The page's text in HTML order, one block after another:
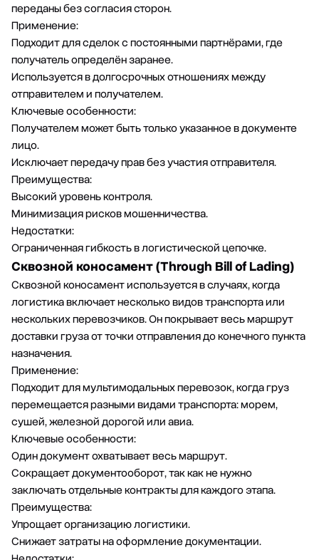
переданы без согласия сторон.
Применение:
Подходит для сделок с постоянными партнёрами, где
получатель определён заранее.
Используется в долгосрочных отношениях между
отправителем и получателем.
Ключевые особенности:
Получателем может быть только указанное в документе
лицо.
Исключает передачу прав без участия отправителя.
Преимущества:
Высокий уровень контроля.
Минимизация рисков мошенничества.
Недостатки:
Ограниченная гибкость в логистической цепочке.
Сквозной коносамент (Through Bill of Lading)
Сквозной коносамент используется в случаях, когда
логистика включает несколько видов транспорта или
нескольких перевозчиков. Он покрывает весь маршрут
доставки груза от точки отправления до конечного пункта
назначения.
Применение:
Подходит для мультимодальных перевозок, когда груз
перемещается разными видами транспорта: морем,
сушей, железной дорогой или авиа.
Ключевые особенности:
Один документ охватывает весь маршрут.
Сокращает документооборот, так как не нужно
заключать отдельные контракты для каждого этапа.
Преимущества:
Упрощает организацию логистики.
Снижает затраты на оформление документации.